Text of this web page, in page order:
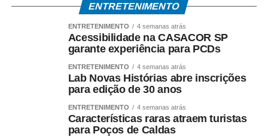
ENTRETENIMENTO
ENTRETENIMENTO 4 semanas atrás
Acessibilidade na CASACOR SP
garante experiência para PCDs
ENTRETENIMENTO 4 semanas atrás
Lab Novas Histórias abre inscrições
para edição de 30 anos
ENTRETENIMENTO 4 semanas atrás
Características raras atraem turistas
para Poços de Caldas